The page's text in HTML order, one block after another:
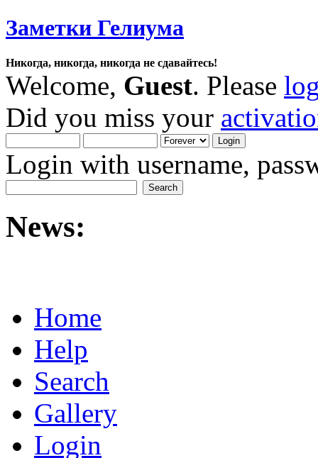
Заметки Гелиума
Никогда, никогда, никогда не сдавайтесь!
Welcome, Guest. Please
Did you miss your
Login with username,
News:
Home
Help
Search
Gallery
Login